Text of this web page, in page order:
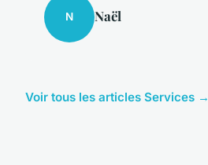
N Naël
Voir tous les articles Services →